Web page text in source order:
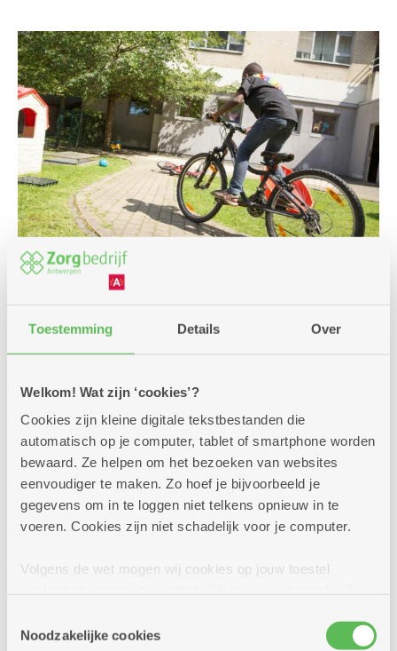
Toestemming Details Over
Welkom! Wat zijn ‘cookies’?
Cookies zijn kleine digitale tekstbestanden die
automatisch op je computer, tablet of smartphone worden
bewaard. Ze helpen om het bezoeken van websites
eenvoudiger te maken. Zo hoef je bijvoorbeeld je
gegevens om in te loggen niet telkens opnieuw in te
voeren. Cookies zijn niet schadelijk voor je computer.
Volgens de wet mogen wij cookies op jouw toestel
cookies hebben we jouw toestemming nodig. Sommige
Noodzakelijke cookies
BijGood Engelskan je terecht voor:
Gezinsbegeleiding aan huis:
We komen thuis bij je langs en geven praktisch advies
Amberbegeleiding:
Ben je zwanger of heb je pas een baby, dan helpen we
je op weg met praktisch advies over de verzorging, de
ontwikkeling, ...
Dag- en nachtverblijf:
Je kind verblijft tijdelijk bij ons en samen met jou